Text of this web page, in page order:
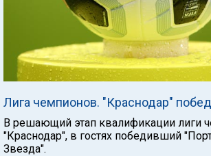
Лига чемпионов. "Краснодар"
В решающий этап квалификации лиги
"Краснодар", в гостях победивший
Звезда".